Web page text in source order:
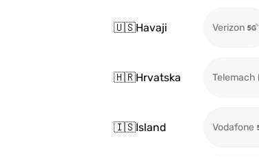
🇺🇸Havaji Verizon
🇭🇷Hrvatska Telemach
🇮🇸Island Vodafone